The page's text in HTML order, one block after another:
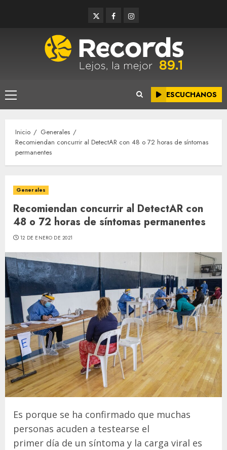
TwitterFacebookInstagram
Menú
principal
ESCUCHANOS
Inicio
Generales
Recomiendan concurrir al DetectAR con 48 o 72 horas de síntomas
permanentes
Generales
Recomiendan concurrir al DetectAR con
48 o 72 horas de síntomas permanentes
12 DE ENERO DE 2021
Es porque se ha confirmado que muchas
personas acuden a testearse el
primer día de un síntoma y la carga viral es